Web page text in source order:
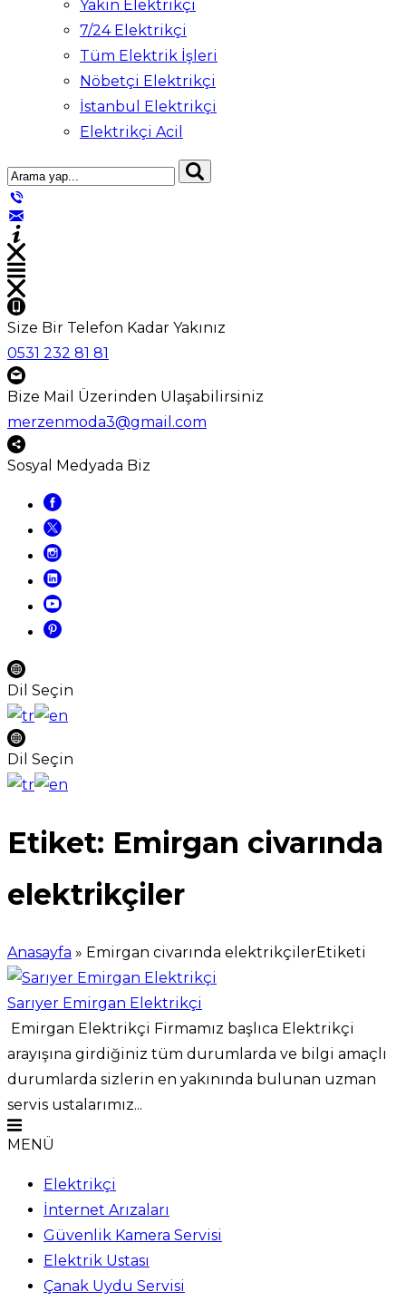
Yakın Elektrikçi
7/24 Elektrikçi
Tüm Elektrik İşleri
Nöbetçi Elektrikçi
İstanbul Elektrikçi
Elektrikçi Acil
Size Bir Telefon Kadar Yakınız
0531 232 81 81
Bize Mail Üzerinden Ulaşabilirsiniz
merzenmoda3@gmail.com
Sosyal Medyada Biz
Dil Seçin
Dil Seçin
Etiket: Emirgan civarında
elektrikçiler
Anasayfa » Emirgan civarında elektrikçilerEtiketi
Sarıyer Emirgan Elektrikçi
Emirgan Elektrikçi Firmamız başlıca Elektrikçi
arayışına girdiğiniz tüm durumlarda ve bilgi amaçlı
durumlarda sizlerin en yakınında bulunan uzman
servis ustalarımız...
MENÜ
Elektrikçi
İnternet Arızaları
Güvenlik Kamera Servisi
Elektrik Ustası
Çanak Uydu Servisi